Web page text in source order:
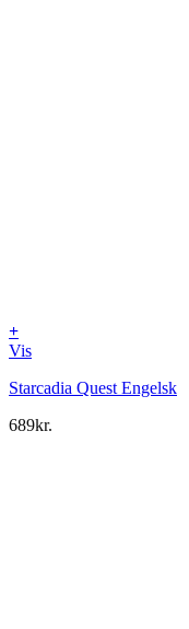
+
Vis
Starcadia Quest Engelsk
689kr.